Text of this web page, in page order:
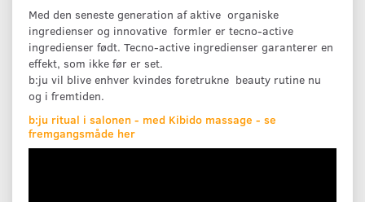
Med den seneste generation af aktive organiske
ingredienser og innovative formler er tecno-active
ingredienser født. Tecno-active ingredienser garanterer en
effekt, som ikke før er set.
b:ju vil blive enhver kvindes foretrukne beauty rutine nu
og i fremtiden.
b:ju ritual i salonen - med Kibido massage - se
fremgangsmåde her